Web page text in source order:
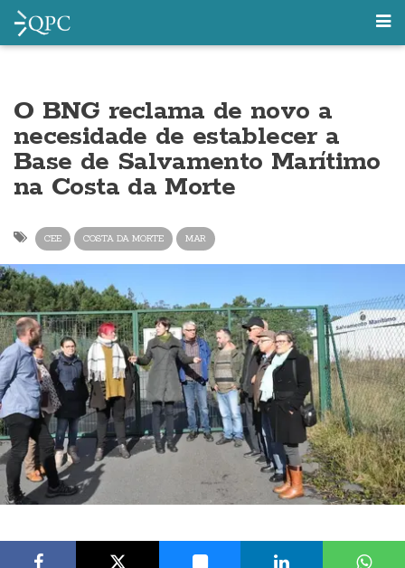
O BNG reclama de novo a
necesidade de establecer a
Base de Salvamento Marítimo
na Costa da Morte
CEE COSTA DA MORTE MAR